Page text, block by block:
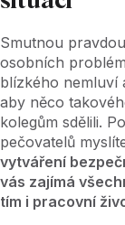
Smutnou
osobních
blízkého nemluví
aby něco
kolegům sdělili.
pečovatelů
vytváření
vás zajímá
tím i pracovní